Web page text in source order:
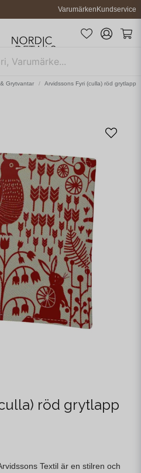
VarumärkenKundservice
Grytvantar Arvidssons Fyri (culla) röd grytlapp
röd grytlapp
Textil är en stilren och